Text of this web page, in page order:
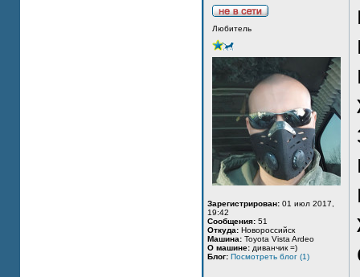
Любитель
Зарегистрирован: 01 июл 2017,
19:42
Сообщения: 51
Откуда: Новороссийск
Машина: Toyota Vista Ardeo
О машине: диванчик =)
Блог: Посмотреть блог (1)